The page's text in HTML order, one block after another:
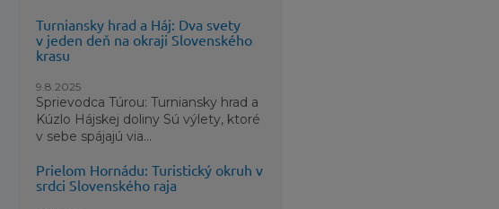
Turniansky hrad a Háj: Dva svety
v jeden deň na okraji Slovenského
krasu
9.8.2025
Sprievodca Túrou: Turniansky hrad a
Kúzlo Hájskej doliny Sú výlety, ktoré
v sebe spájajú via...
Prielom Hornádu: Turistický okruh v
srdci Slovenského raja